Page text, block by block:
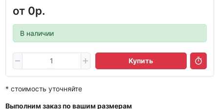
от 0р.
В наличии
Купить
* стоимость уточняйте
Выполним заказ по вашим размерам